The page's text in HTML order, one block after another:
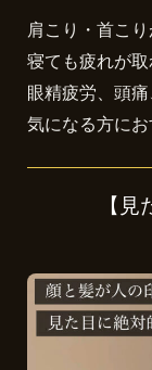
肩こり・首こり
寝ても疲れが取
眼精疲労、頭
気になる方にお
【